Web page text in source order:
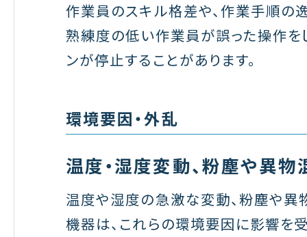
作業員のスキル格差や、作業手順の
熟練度の低い作業員が誤った操作を
ンが停止することがあります。
環境要因・外乱
温度・湿度変動、粉塵や異物
温度や湿度の急激な変動、粉塵や異
機器は、これらの環境要因に影響を